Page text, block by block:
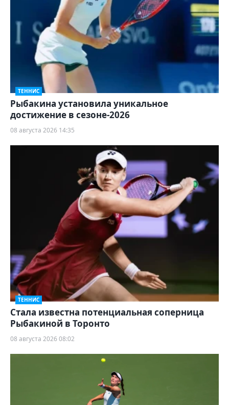
ТЕННИС
Рыбакина установила уникальное
достижение в сезоне-2026
08 августа 2026 14:35
ТЕННИС
Cтала известна потенциальная соперница
Рыбакиной в Торонто
08 августа 2026 08:02